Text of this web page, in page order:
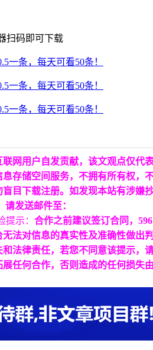
扫码即可下载
联网用户自发贡献，该文观点仅代
存储空间服务，不拥有所有权，
目下载注册。如发现本站有涉嫌
发送邮件至：
提示： 合作之前建议签订合同，596
法对信息的真实性及准确性做出
和法律责任，若您不同意该提示，
任何合作，否则造成的任何损失